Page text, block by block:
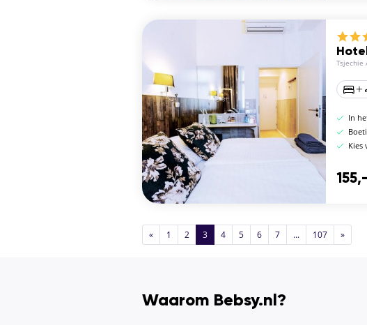
Tsjechie
In
Kies
155,-
« 1 2 3 4 5 6 7 ... 107 »
Waarom Bebsy.nl?